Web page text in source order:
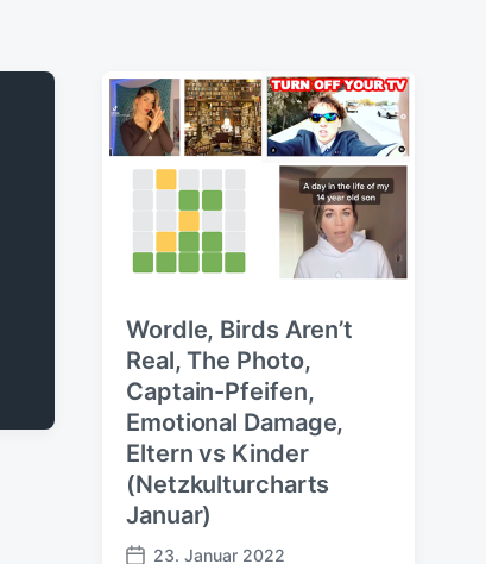
Wordle, Birds Aren’t
Real, The Photo,
Captain-Pfeifen,
Emotional Damage,
Eltern vs Kinder
(Netzkulturcharts
Januar)
23. Januar 2022